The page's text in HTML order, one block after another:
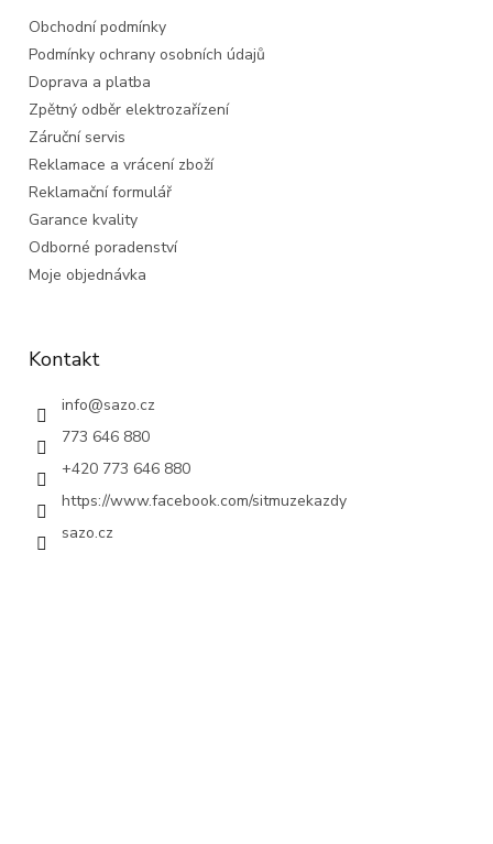
Obchodní podmínky
Podmínky ochrany osobních údajů
Doprava a platba
Zpětný odběr elektrozařízení
Záruční servis
Reklamace a vrácení zboží
Reklamační formulář
Garance kvality
Odborné poradenství
Moje objednávka
Kontakt
info@sazo.cz
773 646 880
+420 773 646 880
https://www.facebook.com/sitmuzekazdy
sazo.cz